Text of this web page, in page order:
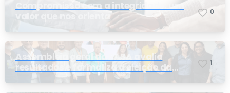
Compromisso com a integridade: um
valor que nos orienta
0
Assembleia geral do PASA avalia
resultados e formaliza a eleição da
nova conselheira
1